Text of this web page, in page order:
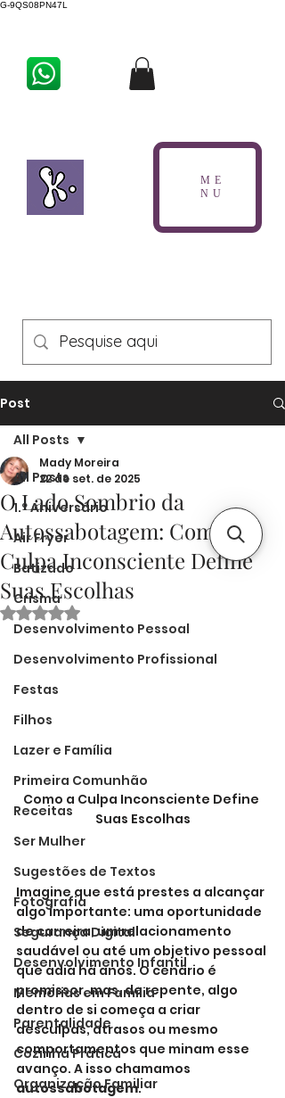
G-9QS08PN47L
ME
NU
Post
All Posts
1.º Aniversário
Air Fryer
Batizado
Crisma
Desenvolvimento Pessoal
Desenvolvimento Profissional
Festas
Filhos
Lazer e Família
Primeira Comunhão
Receitas
Ser Mulher
Sugestões de Textos
Fotografia
Segurança Digital
Desenvolvimento Infantil
Memórias em Família
Parentalidade
Cozinha Prática
Organização Familiar
All Posts
O Lado Sombrio da
Autossabotagem: Como a
Culpa Inconsciente Define
Suas Escolhas
Mady Moreira
22 de set. de 2025
Avaliado com NaN de 5 estrelas.
Como a Culpa Inconsciente Define
Suas Escolhas
Imagine que está prestes a alcançar
algo importante: uma oportunidade
de carreira, um relacionamento
saudável ou até um objetivo pessoal
que adia há anos. O cenário é
promissor, mas, de repente, algo
dentro de si começa a criar
desculpas, atrasos ou mesmo
comportamentos que minam esse
avanço. A isso chamamos
autossabotagem.